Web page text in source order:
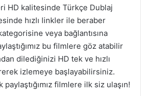
HD kalitesinde Türkçe Dublaj
hızlı linkler ile beraber
veya bağlantısına
bu filmlere göz atabilir
dilediğinizi HD tek ve hızlı
izlemeye başlayabilirsiniz.
filmlere ilk siz ulaşın!